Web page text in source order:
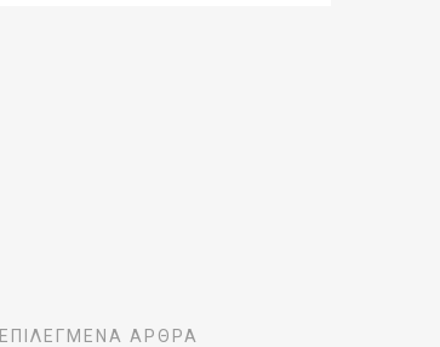
ΕΠΙΛΕΓΜΈΝΑ ΆΡΘΡΑ